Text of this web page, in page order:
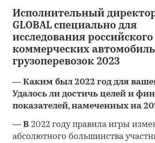
Исполнительный
GLOBAL специально для
исследования
коммерческих
грузоперевозок 2023
— Каким был 2022 год для
Удалось ли достичь целей и
показателей, намеченных на
— В 2022 году правила игры
абсолютного большинства